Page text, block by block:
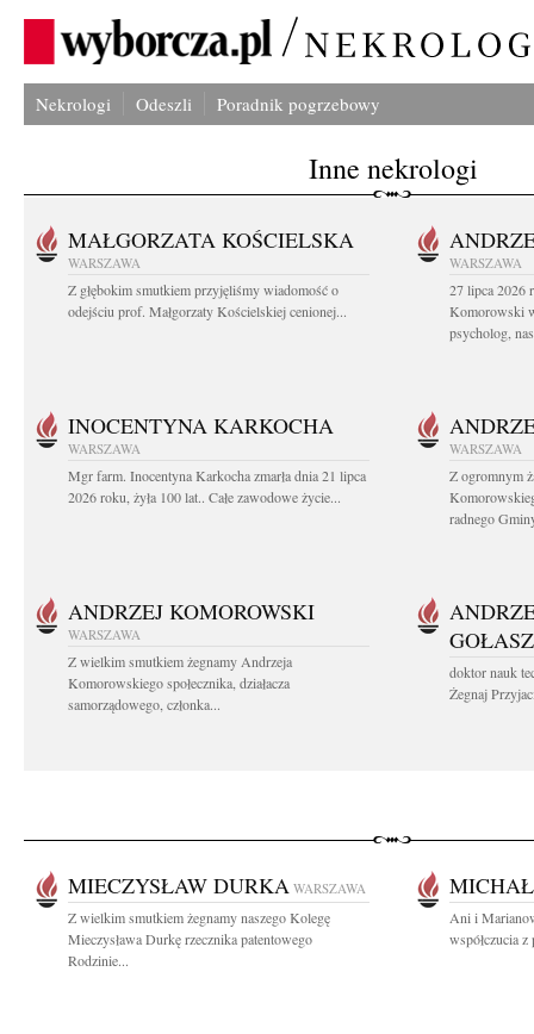
Nekrologi Odeszli Poradnik pogrzebowy
Inne nekrologi
MAŁGORZATA KOŚCIELSKA
WARSZAWA
Z głębokim smutkiem przyjęliśmy wiadomość o
odejściu prof. Małgorzaty Kościelskiej cenionej...
WARSZAWA
27 lipca 2026
Komorowski
psycholog,
INOCENTYNA KARKOCHA
WARSZAWA
Mgr farm. Inocentyna Karkocha zmarła dnia 21 lipca
2026 roku, żyła 100 lat.. Całe zawodowe życie...
WARSZAWA
Z ogromnym
radnego
ANDRZEJ KOMOROWSKI
WARSZAWA
Z wielkim smutkiem żegnamy Andrzeja
Komorowskiego społecznika, działacza
samorządowego, członka...
doktor nauk
Żegnaj
MIECZYSŁAW DURKA WARSZAWA
Z wielkim smutkiem żegnamy naszego Kolegę
Mieczysława Durkę rzecznika patentowego
Rodzinie...
Ani i
współczucia